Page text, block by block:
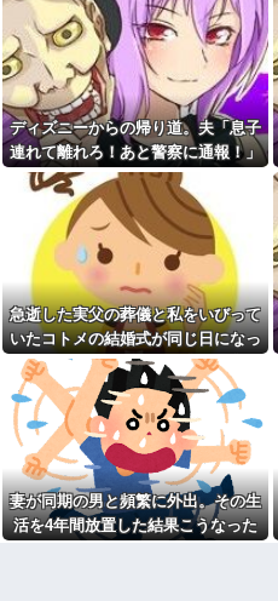
嫁が同窓会に出席して元カレ
と再会して失踪。1年後に俺の家
に投函されたものがこれ...
女子「貴公子の告白を断るな
んてあり得ない！」俺「問題は
そこじゃないだろ…」→いじめ
を止めるため動いた結果…
嫁が新婚当時の不倫を自白し
てきた。娘は相手の子かもしれ
ないそうで俺と娘が他人なら男
女の関係になるかもしれないと
不安だったそうで…
高齢独身彼女無しなのが不思
議ってよく言われるけど、女と
人付き合いとかめんどくさすぎ
る
20年くらい前だけど当時お付
き合いがあった仲間が神社に赤
いものを身につけちゃいけない
と言ってた
【衝撃】ジャンポケ斉藤の妻
さん、夫の求刑7年翌日に
Instagram更新しSNS民をザワつ
かせてしまう…
【悲報】昨日の銀だこ、８８
人しか買えない８８円に大行列
をなす都民コチラ・・・
【画像】セブンイレブンのバ
イト「AIにちいかわの画像を食
ディズニーからの帰り道。夫「息子
連れて離れろ！あと警察に通報！」
私「助けて！」駅員「どうしまし
た！？」→トンデモナイことに…
急逝した実父の葬儀と私をいびって
いたコトメの結婚式が同じ日になっ
てしまった。無理にでも来いと言わ
れてしまい...
妻が同期の男と頻繁に外出。その生
活を4年間放置した結果こうなった